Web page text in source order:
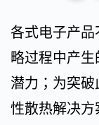
各式电子产
略过程中产
潜力；为突
性散热解决